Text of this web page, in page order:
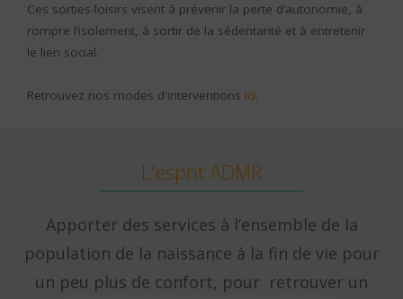
Ces sorties-loisirs visent à prévenir la perte d’autonomie, à
rompre l’isolement, à sortir de la sédentarité et à entretenir
le lien social.
Retrouvez nos modes d'interventions ici.
L'esprit ADMR
Apporter des services à l’ensemble de la
population de la naissance à la fin de vie pour
un peu plus de confort, pour retrouver un